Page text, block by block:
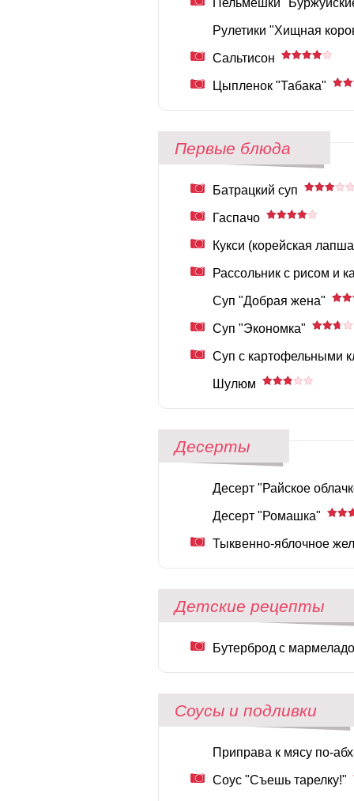
Пельмешки
Рулетики "Хищная
Сальтисон
Цыпленок "Табака"
Первые блюда
Батрацкий суп
Гаспачо
Кукси (корейская
Рассольник с рисом и
Суп "Добрая жена"
Суп "Экономка"
Суп с картофельными
Шулюм
Десерты
Десерт "Райское
Десерт "Ромашка"
Тыквенно-яблочное
Детские рецепты
Бутерброд с
Соусы и подливки
Приправа к мясу по-
Соус "Съешь тарелку!"